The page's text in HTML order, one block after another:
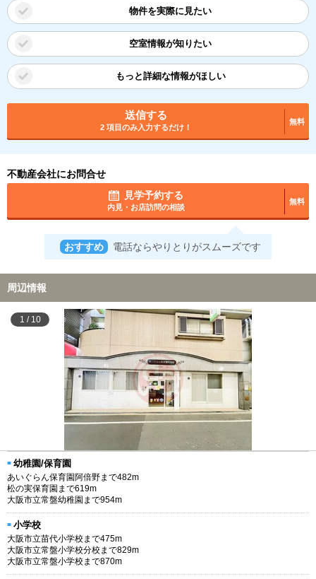
物件を実際に見たい
空室情報が知りたい
もっと詳細な情報がほしい
送信する
2 項目のみ入力するだけ！
無料
不動産会社にお問合せ
見学予約する
内見・お店訪問の相談
無料
おすすめ 電話ならやりとりがスムーズです
周辺情報
1 / 10
幼稚園/保育園
あいぐらん保育園阿倍野まで482m
松の実保育園まで619m
大阪市立常盤幼稚園まで954m
小学校
大阪市立苗代小学校まで475m
大阪市立常盤小学校分校まで829m
大阪市立常盤小学校まで870m